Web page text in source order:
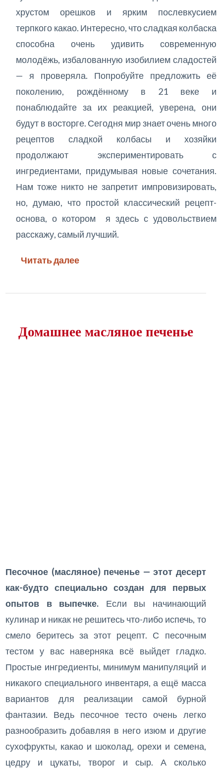
хрустом орешков и ярким послевкусием
терпкого какао. Интересно, что сладкая колбаска
способна очень удивить современную
молодёжь, избалованную изобилием сладостей
— я проверяла. Попробуйте предложить её
поколению, рождённому в 21 веке и
понаблюдайте за их реакцией, уверена, они
будут в восторге. Сегодня мир знает очень много
рецептов сладкой колбасы и хозяйки
продолжают экспериментировать с
ингредиентами, придумывая новые сочетания.
Нам тоже никто не запретит импровизировать,
но, думаю, что простой классический рецепт-
основа, о котором я здесь с удовольствием
расскажу, самый лучший.
Читать далее
Домашнее масляное печенье
Песочное (масляное) печенье — этот десерт
как-будто специально создан для первых
опытов в выпечке. Если вы начинающий
кулинар и никак не решитесь что-либо испечь, то
смело беритесь за этот рецепт. С песочным
тестом у вас наверняка всё выйдет гладко.
Простые ингредиенты, минимум манипуляций и
никакого специального инвентаря, а ещё масса
вариантов для реализации самой бурной
фантазии. Ведь песочное тесто очень легко
разнообразить добавляя в него изюм и другие
сухофрукты, какао и шоколад, орехи и семена,
цедру и цукаты, творог и сыр. А сколько